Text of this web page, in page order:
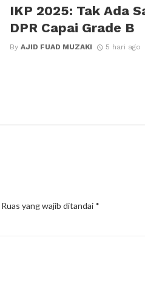
IKP 2025: Tak Ada
DPR Capai Grade B
By AJID FUAD MUZAKI 5 hari ago
Ruas yang wajib ditandai *